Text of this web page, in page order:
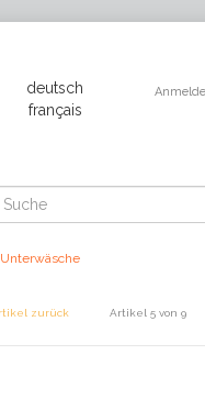
deutsch
français
zurück Artikel 5 von 9